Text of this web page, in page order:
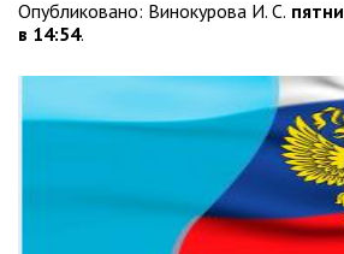
реконструкции и (или)
Ведомственный
Перечни
Средства массовой
Антитеррористическая
Опубликовано: Винокурова И. С.
в 14:54.